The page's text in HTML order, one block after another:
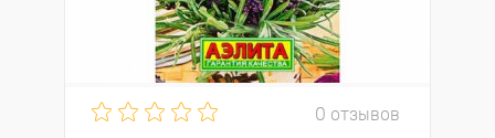
0 отзывов